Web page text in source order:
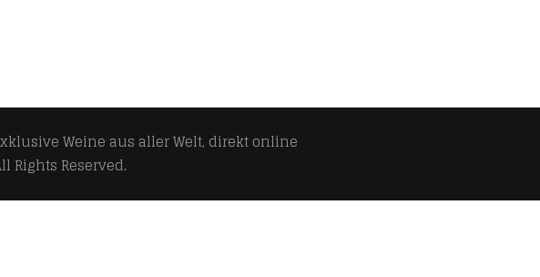
Weine aus aller Welt, direkt online
Rights Reserved.